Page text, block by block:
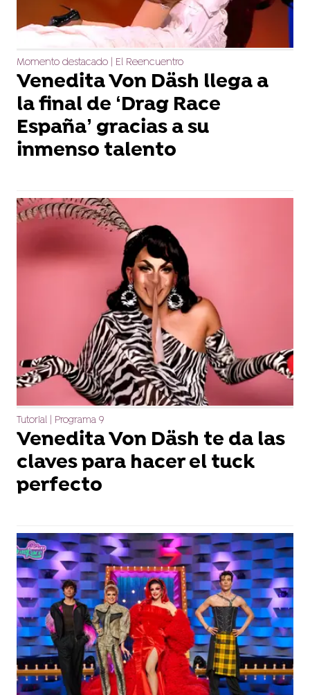
Momento destacado | El Reencuentro
Venedita Von Däsh llega a
la final de ‘Drag Race
España’ gracias a su
inmenso talento
Tutorial | Programa 9
Venedita Von Däsh te da las
claves para hacer el tuck
perfecto